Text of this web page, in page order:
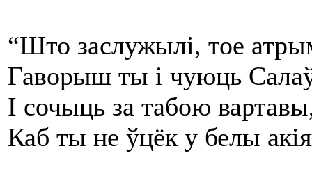
“Што заслужылі, тое
Гаворыш ты і чуюць
І сочыць за табою
Каб ты не ўцёк у белы